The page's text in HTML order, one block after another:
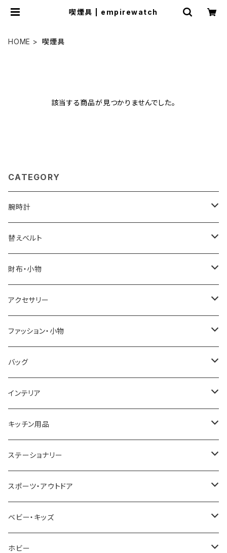
喫煙具 | empirewatch
HOME 喫煙具
該当する商品が見つかりませんでした。
CATEGORY
腕時計
ELGIN
SALVATORE MARRA
CASIO
GRANDEUR
COGU
GAGA MILANO
CACTUS
TIMEX
NIXON
AVALANCHE
ORIENT
替えベルト
COACH
DANIEL WELLINGTON
LACOSTE
DIESEL
MICHAEL KORS
NO BRAND
財布・小物
SONNE
DUCT
TRANSNUMBER
SAAMA HOMME
ARNOLD PALMER
MICHAEL KORS
DIESEL
ALV
Merge
アクセサリー
GUCCI
TIFFANY&CO
FOLLI FOLLIE
POLICE
PAUL HEWITT
22designstudio
BOTTEGA VENETA
EMPORIO ARMANI
ファッション・小物
DAKS
栃木レザー
NIKE
DUNHILL
NEWYORKER
OROBIANCO
Ellese
バッグ
MANHATTAN PORTAGE
United HOMME
RODANIA
BEAMZSQUARE
BLAZER CLUB
ANDY HAWARD
インテリア
CRYSTOCRAFT
SEIKO
CITIZEN
BRAUN
RHYTHM
キッチン用品
I'mD
Helios
VALENTINO VISCANI
ステーショナリー
LAMY
WATERMAN
PARKER
スポーツ・アウトドア
Trangia
Barebones
ベビー・キッズ
ふわりぃ
ホビー